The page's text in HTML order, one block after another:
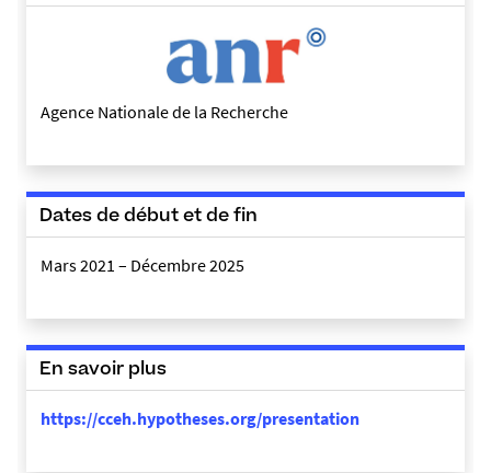
Agence Nationale de la Recherche
Dates de début et de fin
Mars 2021 – Décembre 2025
En savoir plus
https://cceh.hypotheses.org/presentation